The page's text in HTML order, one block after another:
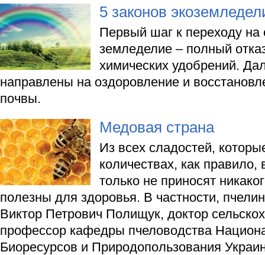
5 законов
Первый шаг к переходу на
земледелие – полный
химических удобрений.
направлены на оздоровление и
почвы.
Медовая страна
Из всех сладостей,
количествах, как правило,
только не приносят
полезны для здоровья. В частности,
Виктор Петрович Полищук, доктор
профессор кафедры пчеловодства
Биоресурсов и Природопользования